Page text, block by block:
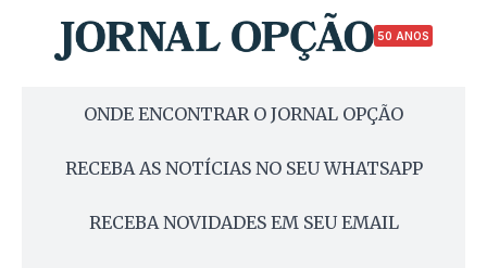
50 ANOS
ONDE ENCONTRAR O JORNAL OPÇÃO
RECEBA AS NOTÍCIAS NO SEU WHATSAPP
RECEBA NOVIDADES EM SEU EMAIL